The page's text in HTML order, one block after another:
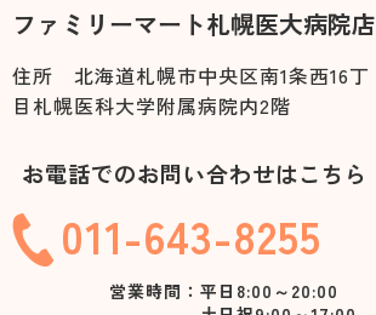
ファミリーマート札幌医大病院店
住所 北海道札幌市中央区南1条西16丁
目札幌医科大学附属病院内2階
お電話でのお問い合わせはこちら
011-643-8255
営業時間：平日8:00～20:00